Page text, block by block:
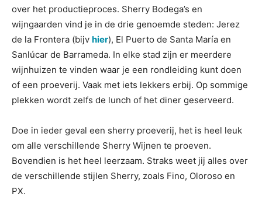
over het productieproces. Sherry Bodega’s en
wijngaarden vind je in de drie genoemde steden: Jerez
de la Frontera (bijv hier), El Puerto de Santa María en
Sanlúcar de Barrameda. In elke stad zijn er meerdere
wijnhuizen te vinden waar je een rondleiding kunt doen
of een proeverij. Vaak met iets lekkers erbij. Op sommige
plekken wordt zelfs de lunch of het diner geserveerd.
Doe in ieder geval een sherry proeverij, het is heel leuk
om alle verschillende Sherry Wijnen te proeven.
Bovendien is het heel leerzaam. Straks weet jij alles over
de verschillende stijlen Sherry, zoals Fino, Oloroso en
PX.